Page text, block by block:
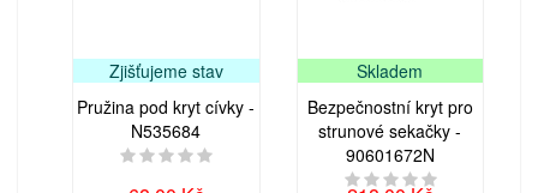
Zjišťujeme stav
Pružina pod kryt cívky -
N535684
Skladem
Bezpečnostní kryt pro
strunové sekačky -
90601672N